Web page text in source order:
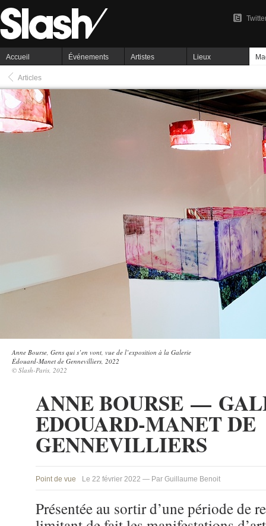
Accueil Événements Artistes Lieux
Articles
Anne Bourse, Gens qui s’en vont, vue de l’exposition à la Galerie
Édouard-Manet de Gennevilliers, 2022
© Slash-Paris, 2022
ANNE BOURSE —
EDOUARD-MANET DE
GENNEVILLIERS
Point de vue Le 22 février 2022 — Par Guillaume Benoit
Présentée au sortir d’une période de